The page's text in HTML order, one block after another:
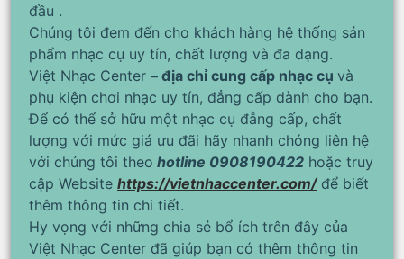
đầu .
Chúng tôi đem đến cho khách hàng hệ thống sản
phẩm nhạc cụ uy tín, chất lượng và đa dạng.
Việt Nhạc Center – địa chỉ cung cấp nhạc cụ và
phụ kiện chơi nhạc uy tín, đẳng cấp dành cho bạn.
Để có thể sở hữu một nhạc cụ đẳng cấp, chất
lượng với mức giá ưu đãi hãy nhanh chóng liên hệ
với chúng tôi theo hotline 0908190422 hoặc truy
cập Website https://vietnhaccenter.com/để biết
thêm thông tin chi tiết.
Hy vọng với những chia sẻ bổ ích trên đây của
Việt Nhạc Center đã giúp bạn có thêm thông tin